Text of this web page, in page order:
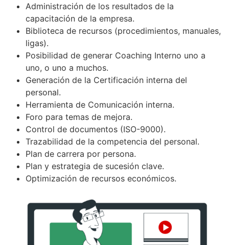
Administración de los resultados de la
capacitación de la empresa.
Biblioteca de recursos (procedimientos, manuales,
ligas).
Posibilidad de generar Coaching Interno uno a
uno, o uno a muchos.
Generación de la Certificación interna del
personal.
Herramienta de Comunicación interna.
Foro para temas de mejora.
Control de documentos (ISO-9000).
Trazabilidad de la competencia del personal.
Plan de carrera por persona.
Plan y estrategia de sucesión clave.
Optimización de recursos económicos.